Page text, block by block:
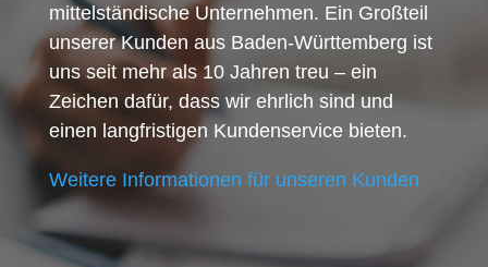
mittelständische Unternehmen. Ein Großteil
unserer Kunden aus Baden-Württemberg ist
uns seit mehr als 10 Jahren treu – ein
Zeichen dafür, dass wir ehrlich sind und
einen langfristigen Kundenservice bieten.
Weitere Informationen für unseren Kunden